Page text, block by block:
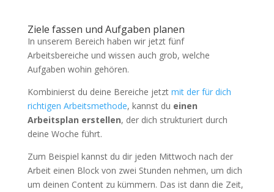
Ziele fassen und Aufgaben planen
In unserem Bereich haben wir jetzt fünf
Arbeitsbereiche und wissen auch grob, welche
Aufgaben wohin gehören.
Kombinierst du deine Bereiche jetzt mit der für dich
richtigen Arbeitsmethode, kannst du einen
Arbeitsplan erstellen, der dich strukturiert durch
deine Woche führt.
Zum Beispiel kannst du dir jeden Mittwoch nach der
Arbeit einen Block von zwei Stunden nehmen, um dich
um deinen Content zu kümmern. Das ist dann die Zeit,